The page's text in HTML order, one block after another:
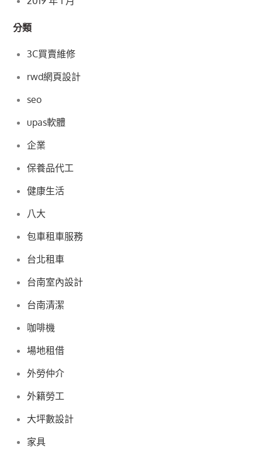
分類
3C買賣維修
rwd網頁設計
seo
upas軟體
企業
保養品代工
健康生活
八大
包車租車服務
台北租車
台南室內設計
台南清潔
咖啡機
場地租借
外勞仲介
外籍勞工
大坪數設計
家具